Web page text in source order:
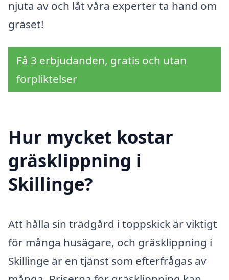
njuta av och låt våra experter ta hand om
gräset!
Få 3 erbjudanden, gratis och utan
förpliktelser
Hur mycket kostar
gräsklippning i
Skillinge?
Att hålla sin trädgård i toppskick är viktigt
för många husägare, och gräsklippning i
Skillinge är en tjänst som efterfrågas av